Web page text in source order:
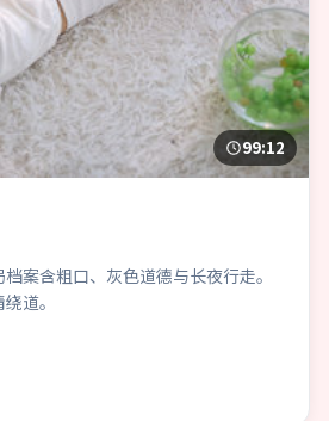
99:12
档案含粗口、灰色道德与长夜行走。
道。